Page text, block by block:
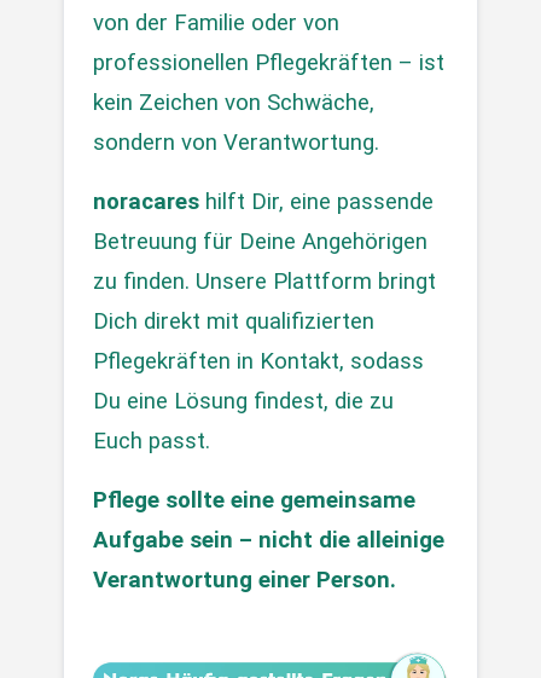
von der Familie oder von
professionellen Pflegekräften – ist
kein Zeichen von Schwäche,
sondern von Verantwortung.
noracares hilft Dir, eine passende
Betreuung für Deine Angehörigen
zu finden. Unsere Plattform bringt
Dich direkt mit qualifizierten
Pflegekräften in Kontakt, sodass
Du eine Lösung findest, die zu
Euch passt.
Pflege sollte eine gemeinsame
Aufgabe sein – nicht die alleinige
Verantwortung einer Person.